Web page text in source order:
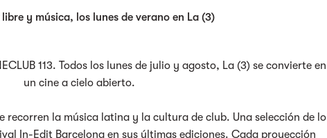
y música, los lunes de verano en La (3)
113. Todos los lunes de julio y agosto, La (3) se convierte en
un cine a cielo abierto.
recorren la música latina y la cultura de club. Una selección de lo
In-Edit Barcelona en sus últimas ediciones. Cada proyección